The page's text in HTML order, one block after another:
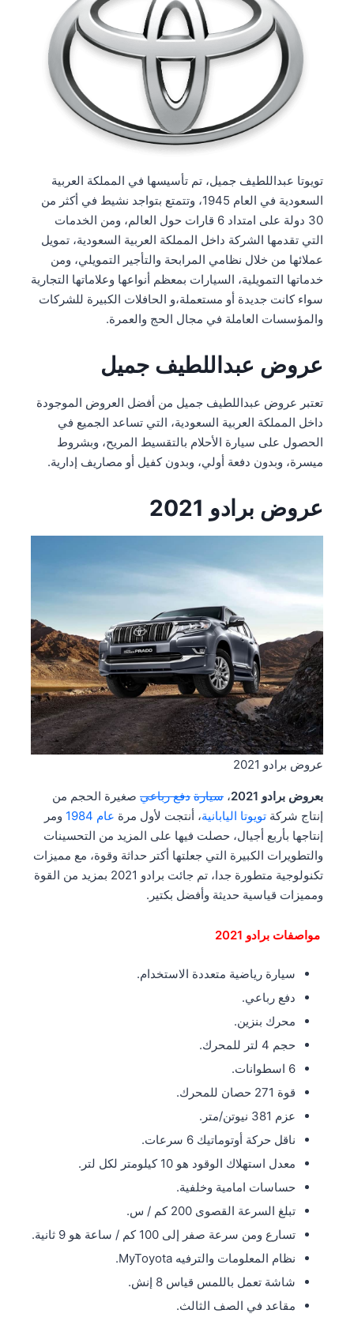
تويوتا عبداللطيف جميل، تم تأسيسها في المملكة العربية
السعودية في العام 1945، وتتمتع بتواجد نشيط في أكثر من
30 دولة على امتداد 6 قارات حول العالم، ومن الخدمات
التي تقدمها الشركة داخل المملكة العربية السعودية، تمويل
عملائها من خلال نظامي المرابحة والتأجير التمويلي، ومن
خدماتها التمويلية، السيارات بمعظم أنواعها وعلاماتها التجارية
سواء كانت جديدة أو مستعملة،و الحافلات الكبيرة للشركات
والمؤسسات العاملة في مجال الحج والعمرة.
عروض عبداللطيف جميل
تعتبر عروض عبداللطيف جميل من أفضل العروض الموجودة
داخل المملكة العربية السعودية، التي تساعد الجميع في
الحصول على سيارة الأحلام بالتقسيط المريح، وبشروط
ميسرة، وبدون دفعة أولي، وبدون كفيل أو مصاريف إدارية.
عروض برادو 2021
عروض برادو 2021
بعروض برادو 2021 ، سيارة دفع رباعي صغيرة الحجم من
إنتاج شركة تويوتا اليابانية، أنتجت لأول مرة عام 1984 ومر
إنتاجها بأربع أجيال، حصلت فيها على المزيد من التحسينات
والتطويرات الكبيرة التي جعلتها أكتر حداثة وقوة، مع مميزات
تكنولوجية متطورة جدا، تم جائت برادو 2021 بمزيد من القوة
ومميزات قياسية حديثة وأفضل بكتير.
مواصفات برادو 2021
سيارة رياضية متعددة الاستخدام.
دفع رباعي.
محرك بنزين.
حجم 4 لتر للمحرك.
6 اسطوانات.
قوة 271 حصان للمحرك.
عزم 381 نيوتن/متر.
ناقل حركة أوتوماتيك 6 سرعات.
معدل استهلاك الوقود هو 10 كيلومتر لكل لتر.
حساسات امامية وخلفية.
تبلغ السرعة القصوى 200 كم / س.
تسارع ومن سرعة صفر إلى 100 كم / ساعة هو 9 ثانية.
نظام المعلومات والترفيه MyToyota.
شاشة تعمل باللمس قياس 8 إنش.
مقاعد في الصف الثالث.